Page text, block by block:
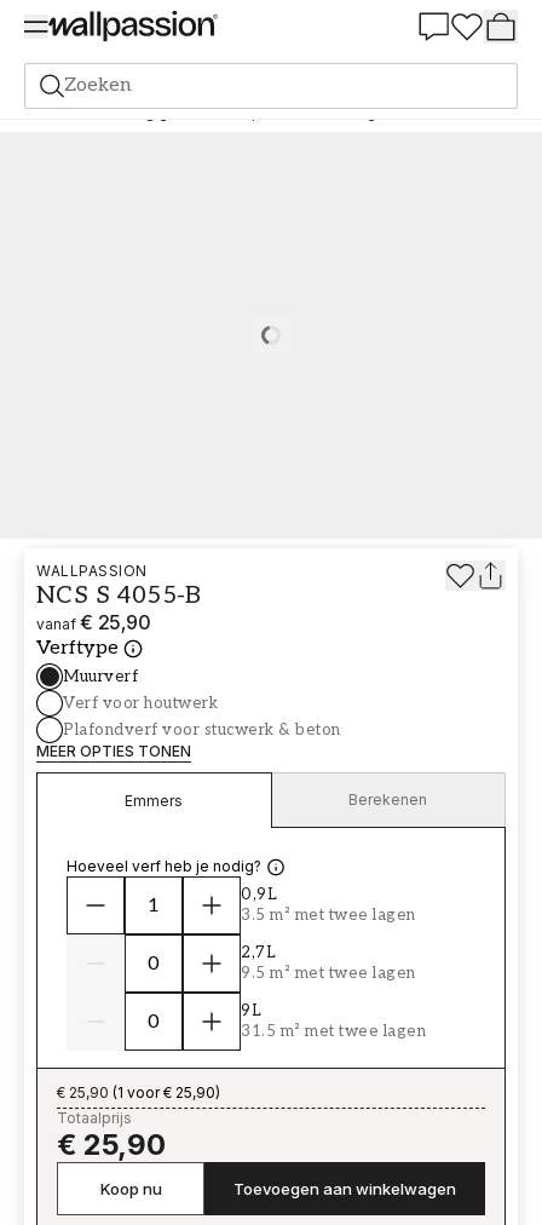
Zoeken
Verf Bestelling gebaseerd op NCS Bestelling door NCS 4055-B
Loading…
WALLPASSION
NCS S 4055-B
vanaf € 25,90
Verftype
Muurverf
Verf voor houtwerk
Plafondverf voor stucwerk & beton
MEER OPTIES TONEN
Emmers Berekenen
Hoeveel verf heb je nodig?
0,9L
3.5 m² met twee lagen
2,7L
9.5 m² met twee lagen
9L
31.5 m² met twee lagen
€ 25,90 (1 voor € 25,90)
Totaalprijs
€ 25,90
Koop nu Toevoegen aan winkelwagen